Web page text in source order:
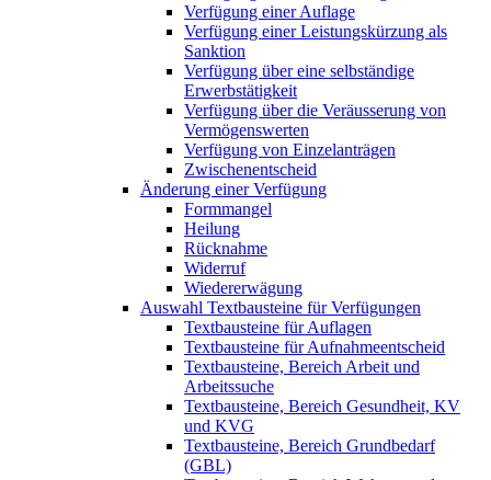
Verfügung einer Auflage
Verfügung einer Leistungskürzung als
Sanktion
Verfügung über eine selbständige
Erwerbstätigkeit
Verfügung über die Veräusserung von
Vermögenswerten
Verfügung von Einzelanträgen
Zwischenentscheid
Änderung einer Verfügung
Formmangel
Heilung
Rücknahme
Widerruf
Wiedererwägung
Auswahl Textbausteine für Verfügungen
Textbausteine für Auflagen
Textbausteine für Aufnahmeentscheid
Textbausteine, Bereich Arbeit und
Arbeitssuche
Textbausteine, Bereich Gesundheit, KV
und KVG
Textbausteine, Bereich Grundbedarf
(GBL)